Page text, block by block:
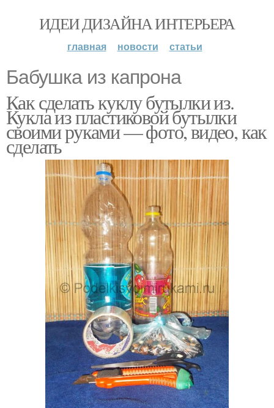
ИДЕИ ДИЗАЙНА ИНТЕРЬЕРА
главная новости статьи
Бабушка из капрона
Как сделать куклу бутылки из.
Кукла из пластиковой бутылки
своими руками — фото, видео, как
сделать